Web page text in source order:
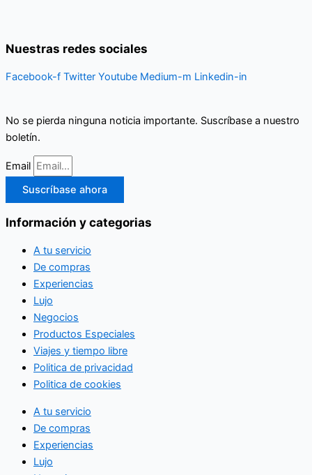
Nuestras redes sociales
Facebook-f Twitter Youtube Medium-m Linkedin-in
No se pierda ninguna noticia importante. Suscríbase a nuestro
boletín.
Email
Suscríbase ahora
Información y categorias
A tu servicio
De compras
Experiencias
Lujo
Negocios
Productos Especiales
Viajes y tiempo libre
Politica de privacidad
Politica de cookies
A tu servicio
De compras
Experiencias
Lujo